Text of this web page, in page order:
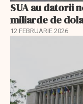
SUA au datorii
miliarde de
12 FEBRUARIE 2026